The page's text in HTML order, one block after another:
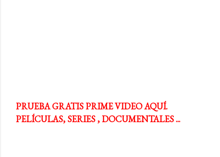
PRUEBA GRATIS PRIME VIDEO AQUÍ.
PELÍCULAS, SERIES , DOCUMENTALES ...